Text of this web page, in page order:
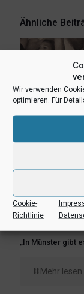
Wir verwenden
optimieren. Für
Cookie-
Richtlinie
Ähnliche
„In Münster gibt
Mehr lesen